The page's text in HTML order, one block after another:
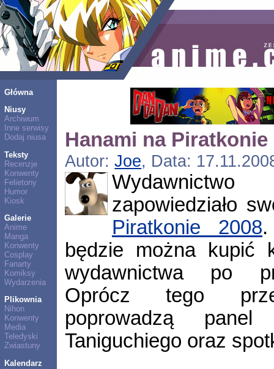
Główna
Niusy
Archiwum
Inne serwisy
Dodaj niusa
Teksty
Recenzje
Konwenty
Felietony
Humor
Kiosk
Galerie
Anime
Manga
Konwenty
Cosplay
Fanarty
Komiksy
Wydarzenia
Plikownia
Nihon
Konwenty
Media
Teledyski
Zwiastuny
Kalendarz
Hanami na Piratkonie
Autor:Joe, Data:
zapowiedziało
Piratkonie 2008
będzie można kupić
wydawnictwa po
Oprócz tego
poprowadzą
Taniguchiego oraz